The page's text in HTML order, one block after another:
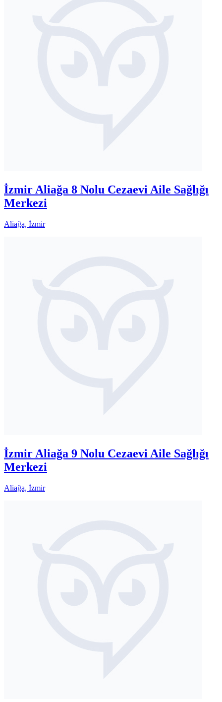
İzmir Aliağa 8 Nolu Cezaevi Aile Sağlığı
Merkezi
Aliağa, İzmir
İzmir Aliağa 9 Nolu Cezaevi Aile Sağlığı
Merkezi
Aliağa, İzmir